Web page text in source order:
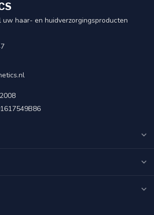
haar- en huidverzorgingsproducten